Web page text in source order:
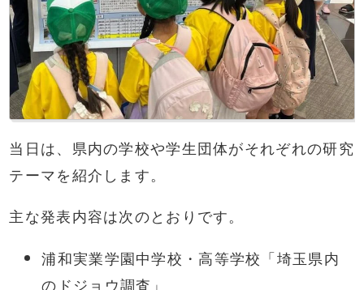
当日は、県内の学校や学生団体がそれぞれの研究
テーマを紹介します。
主な発表内容は次のとおりです。
浦和実業学園中学校・高等学校「埼玉県内
のドジョウ調査」